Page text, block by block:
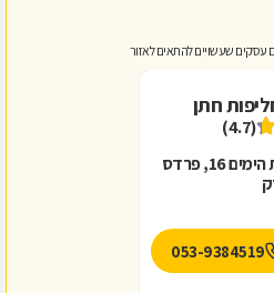
עסקים שעשויים להתאים לאזור
חתן
(4.7)
דרך ששת הימים 16, פרדס
053-9384519